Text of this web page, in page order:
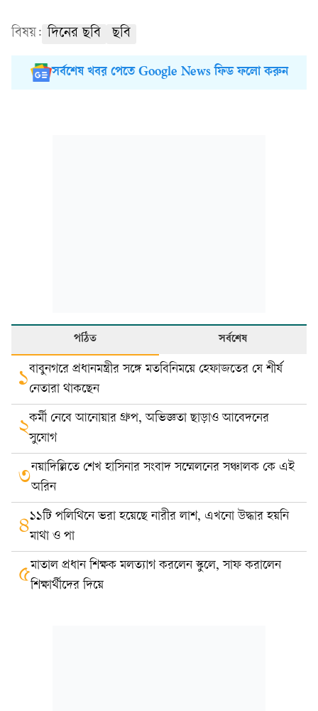
বিষয়: দিনের ছবি ছবি
সর্বশেষ খবর পেতে Google News ফিড ফলো করুন
পঠিত সর্বশেষ
১বাবুনগরে প্রধানমন্ত্রীর সঙ্গে মতবিনিময়ে হেফাজতের যে শীর্ষ
নেতারা থাকছেন
২কর্মী নেবে আনোয়ার গ্রুপ, অভিজ্ঞতা ছাড়াও আবেদনের
সুযোগ
৩নয়াদিল্লিতে শেখ হাসিনার সংবাদ সম্মেলনের সঞ্চালক কে এই
অরিন
৪১১টি পলিথিনে ভরা হয়েছে নারীর লাশ, এখনো উদ্ধার হয়নি
মাথা ও পা
৫মাতাল প্রধান শিক্ষক মলত্যাগ করলেন স্কুলে, সাফ করালেন
শিক্ষার্থীদের দিয়ে